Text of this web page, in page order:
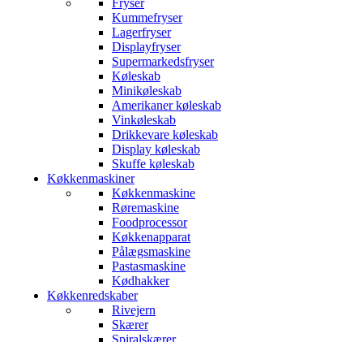
Fryser
Kummefryser
Lagerfryser
Displayfryser
Supermarkedsfryser
Køleskab
Minikøleskab
Amerikaner køleskab
Vinkøleskab
Drikkevare køleskab
Display køleskab
Skuffe køleskab
Køkkenmaskiner
Køkkenmaskine
Røremaskine
Foodprocessor
Køkkenapparat
Pålægsmaskine
Pastasmaskine
Kødhakker
Køkkenredskaber
Rivejern
Skærer
Spiralskærer